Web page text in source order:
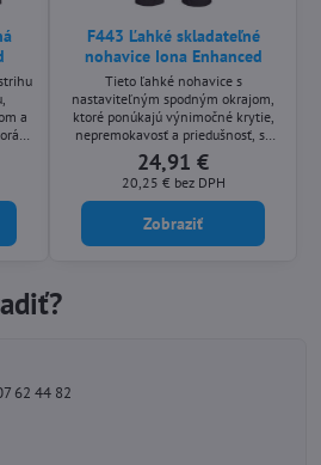
a
dá
a
F443 Ľahké skladateľné
nohavice Iona Enhanced
Tieto ľahké nohavice s
nastaviteľným spodným okrajom,
ktoré ponúkajú výnimočné krytie,
nepremokavosť a priedušnosť, sa
dajú zložiť do vlastného vrecka pre
rýchle a jednoduché prenášanie a
používanie na cestách.
24,91 €
20,25 € bez DPH
Zobraziť
62 44 82